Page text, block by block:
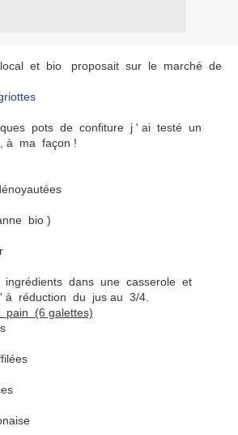
et bio proposait sur le marché de
pots de confiture j ' ai testé un
à ma façon !
bio )
ingrédients dans une casserole et
à réduction du jus au 3/4.
(6 galettes)